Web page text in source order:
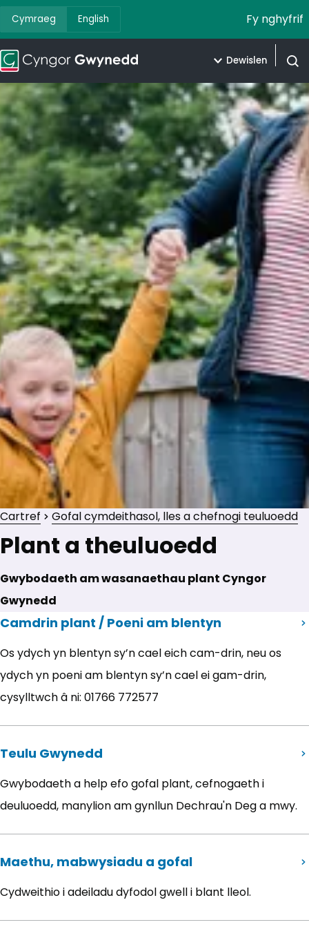
Cymraeg English Fy nghyfrif
Dewislen
Cartref Gofal cymdeithasol, lles a chefnogi teuluoedd
Plant a theuluoedd
Gwybodaeth am wasanaethau plant Cyngor
Gwynedd
Camdrin plant / Poeni am blentyn
Os ydych yn blentyn sy’n cael eich cam-drin, neu os
ydych yn poeni am blentyn sy’n cael ei gam-drin,
cysylltwch â ni: 01766 772577
Teulu Gwynedd
Gwybodaeth a help efo gofal plant, cefnogaeth i
deuluoedd, manylion am gynllun Dechrau'n Deg a mwy.
Maethu, mabwysiadu a gofal
Cydweithio i adeiladu dyfodol gwell i blant lleol.